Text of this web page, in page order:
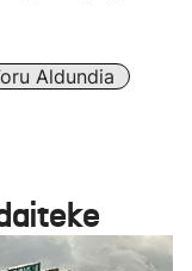
Aldundia